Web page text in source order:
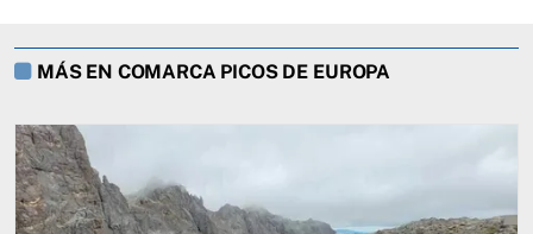
MÁS EN COMARCA PICOS DE EUROPA